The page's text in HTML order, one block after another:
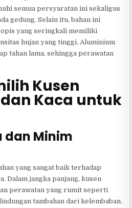
semua persyaratan ini sekaligus
gedung. Selain itu, bahan ini
yang seringkali memiliki
hujan yang tinggi. Aluminium
tahan lama, sehingga perawatan
Kusen
Kaca untuk
dan Minim
yang sangat baik terhadap
Dalam jangka panjang, kusen
perawatan yang rumit seperti
tambahan dari kelembaban.